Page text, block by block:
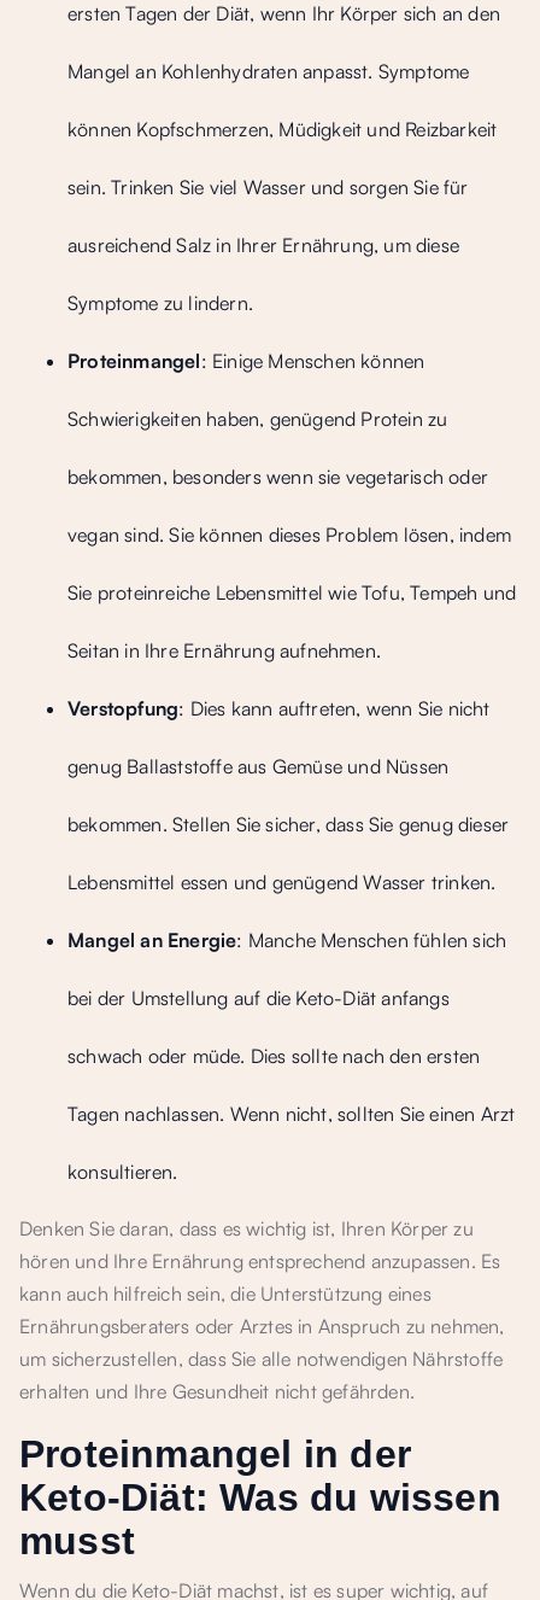
ersten Tagen der Diät, wenn Ihr Körper sich an den
Mangel an Kohlenhydraten anpasst. Symptome
können Kopfschmerzen, Müdigkeit und Reizbarkeit
sein. Trinken Sie viel Wasser und sorgen Sie für
ausreichend Salz in Ihrer Ernährung, um diese
Symptome zu lindern.
Proteinmangel: Einige Menschen können
Schwierigkeiten haben, genügend Protein zu
bekommen, besonders wenn sie vegetarisch oder
vegan sind. Sie können dieses Problem lösen, indem
Sie proteinreiche Lebensmittel wie Tofu, Tempeh und
Seitan in Ihre Ernährung aufnehmen.
Verstopfung: Dies kann auftreten, wenn Sie nicht
genug Ballaststoffe aus Gemüse und Nüssen
bekommen. Stellen Sie sicher, dass Sie genug dieser
Lebensmittel essen und genügend Wasser trinken.
Mangel an Energie: Manche Menschen fühlen sich
bei der Umstellung auf die Keto-Diät anfangs
schwach oder müde. Dies sollte nach den ersten
Tagen nachlassen. Wenn nicht, sollten Sie einen Arzt
konsultieren.
Denken Sie daran, dass es wichtig ist, Ihren Körper zu
hören und Ihre Ernährung entsprechend anzupassen. Es
kann auch hilfreich sein, die Unterstützung eines
Ernährungsberaters oder Arztes in Anspruch zu nehmen,
um sicherzustellen, dass Sie alle notwendigen Nährstoffe
erhalten und Ihre Gesundheit nicht gefährden.
Proteinmangel in der
Keto-Diät: Was du wissen
musst
Wenn du die Keto-Diät machst, ist es super wichtig, auf